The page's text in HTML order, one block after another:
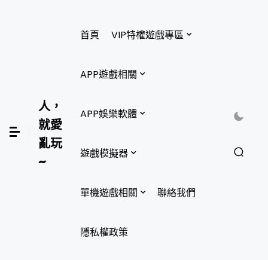
人，
就愛
亂玩
~
首頁 VIP特權遊戲專區
APP遊戲相關
APP娛樂軟體
遊戲模擬器
單機遊戲相關 聯絡我們
隱私權政策